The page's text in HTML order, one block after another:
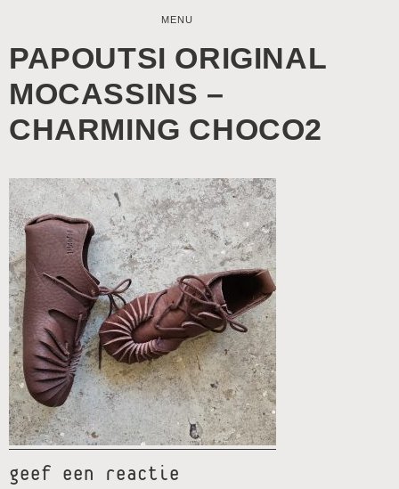
MENU
PAPOUTSI ORIGINAL
MOCASSINS –
CHARMING CHOCO2
geef een reactie